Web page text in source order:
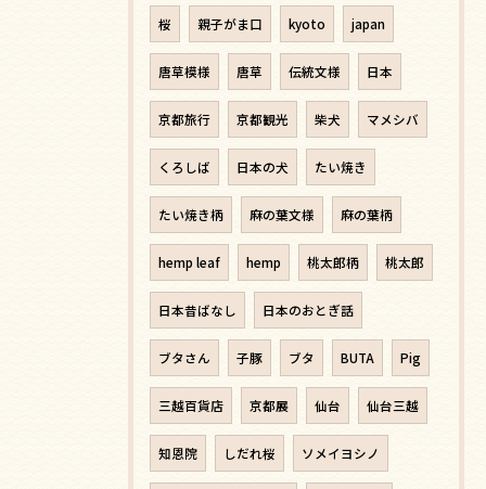
桜 親子がま口 kyoto japan
唐草模様 唐草 伝統文様 日本
京都旅行 京都観光 柴犬 マメシバ
くろしば 日本の犬 たい焼き
たい焼き柄 麻の葉文様 麻の葉柄
hemp leaf hemp 桃太郎柄 桃太郎
日本昔ばなし 日本のおとぎ話
ブタさん 子豚 ブタ BUTA Pig
三越百貨店 京都展 仙台 仙台三越
知恩院 しだれ桜 ソメイヨシノ